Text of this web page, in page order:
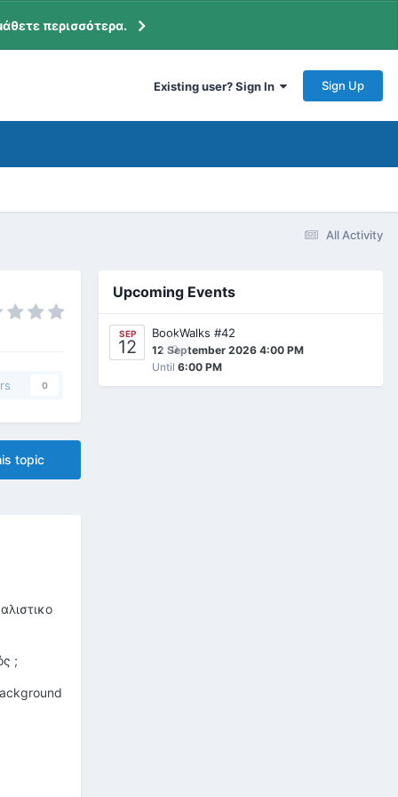
περισσότερα.
Existing user? Sign In Sign Up
All Activity
0
topic
;
Upcoming Events
SEP
12 0
BookWalks #42
12 September 2026 4:00 PM
Until 6:00 PM